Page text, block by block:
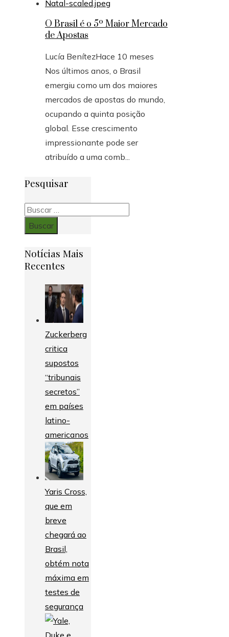
O Brasil é o 5º Maior Mercado
de Apostas
Lucía BenítezHace 10 meses
Nos últimos anos, o Brasil
emergiu como um dos maiores
mercados de apostas do mundo,
ocupando a quinta posição
global. Esse crescimento
impressionante pode ser
atribuído a uma comb...
Pesquisar
Buscar:
Notícias Mais
Recentes
Zuckerberg
critica
supostos
“tribunais
secretos”
em países
latino-
americanos
Yaris Cross,
que em
breve
chegará ao
Brasil,
obtém nota
máxima em
testes de
segurança